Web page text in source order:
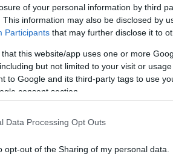
of your personal information by third
This information may also be disclosed by
Participants that may further disclose it to
that this website/app uses one or more
but not limited to your visit or
to Google and its third-party tags to use
consent section.
Data Processing Opt Outs
opt-out of the Sharing of my personal data.